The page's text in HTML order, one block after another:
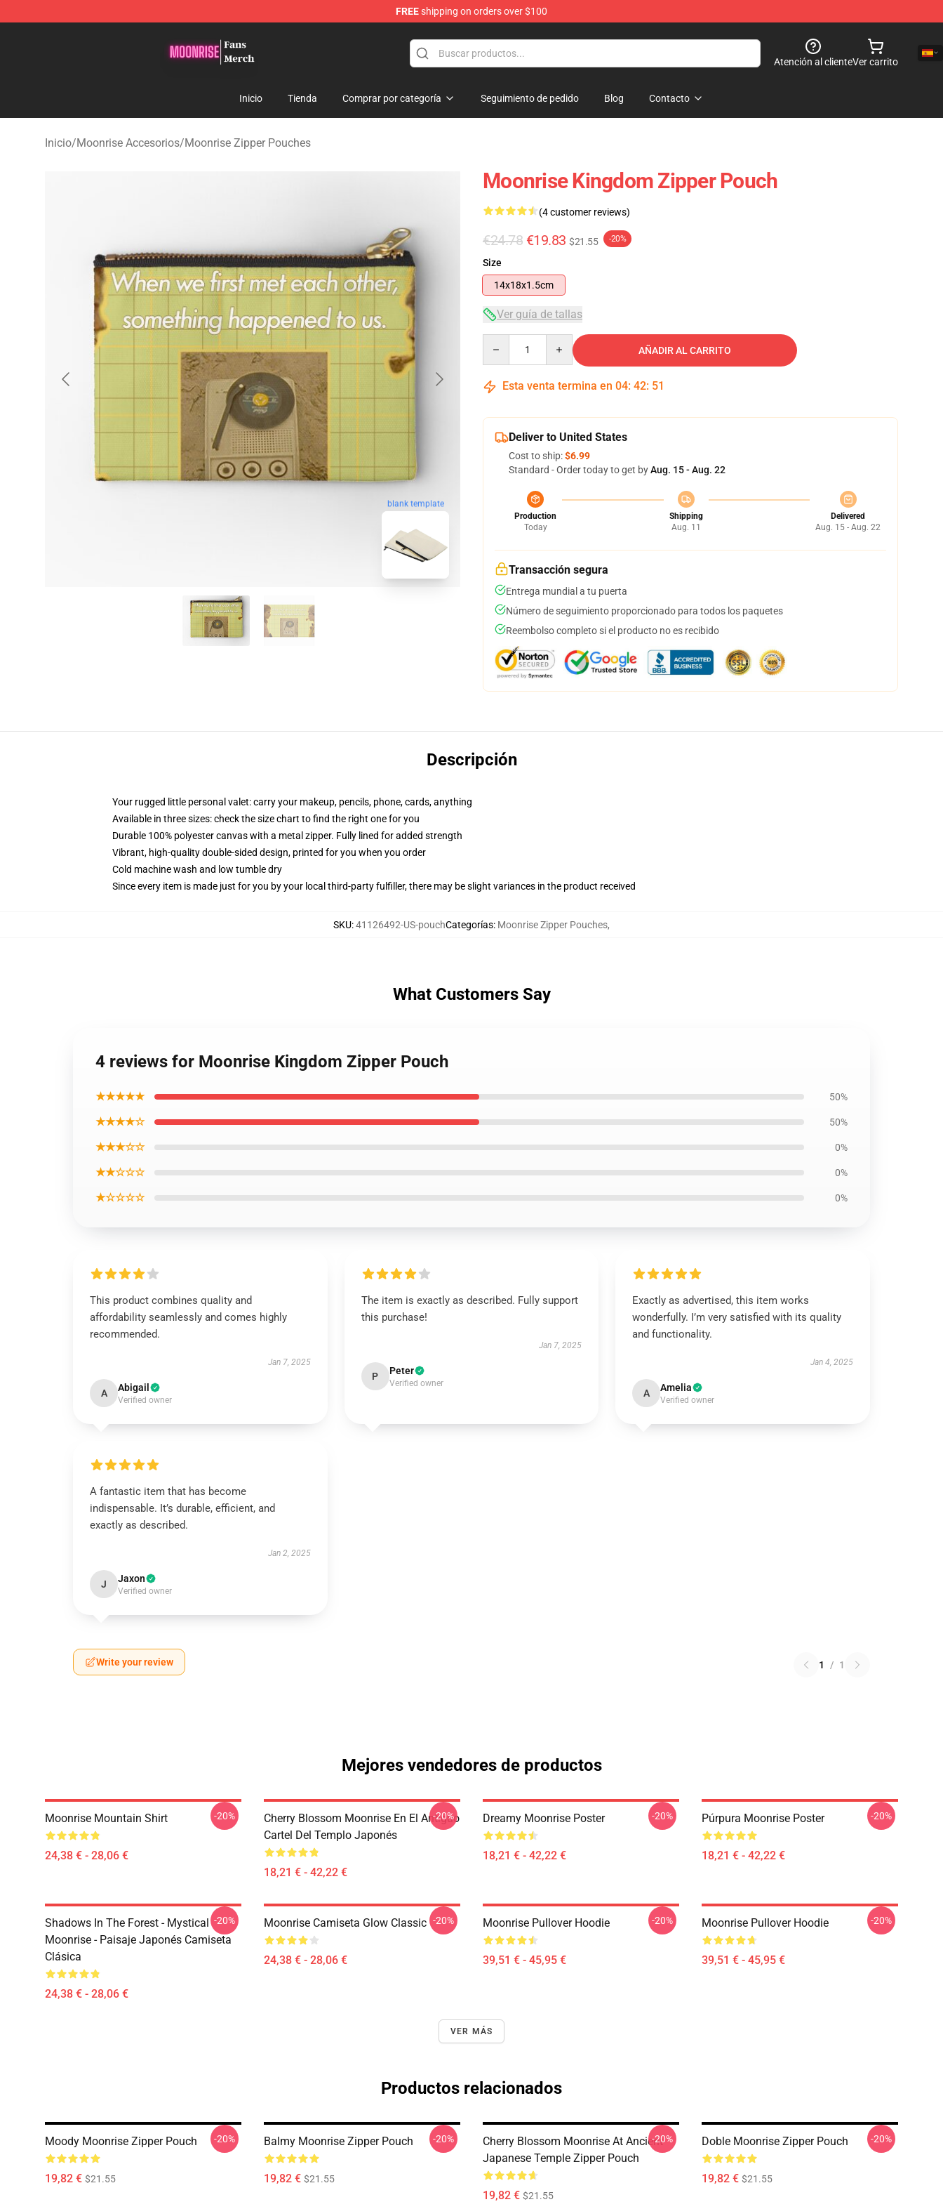
FREEshipping on orders over $100
Atención al clienteVer carrito
Inicio Tienda Comprar por categoría Seguimiento de pedido Blog Contacto
Inicio/Moonrise Accesorios/Moonrise Zipper Pouches
blank template
Moonrise Kingdom Zipper Pouch
(4 customer reviews)
€24.78 €19.83 $21.55 -20%
Size
14x18x1.5cm
Ver guía de tallas
AÑADIR AL CARRITO
Esta venta termina en 04: 42: 50
Deliver to United States
Cost to ship:$6.99
Standard - Order today to get byAug. 15 - Aug. 22
Production
Today
Shipping
Aug. 11
Delivered
Aug. 15 - Aug. 22
Transacción segura
Entrega mundial a tu puerta
Número de seguimiento proporcionado para todos los paquetes
Reembolso completo si el producto no es recibido
Descripción
Your rugged little personal valet: carry your makeup, pencils, phone, cards, anything
Available in three sizes: check the size chart to find the right one for you
Durable 100% polyester canvas with a metal zipper. Fully lined for added strength
Vibrant, high-quality double-sided design, printed for you when you order
Cold machine wash and low tumble dry
Since every item is made just for you by your local third-party fulfiller, there may be slight variances in the product received
SKU:41126492-US-pouchCategorías: Moonrise Zipper Pouches,
What Customers Say
4 reviews for Moonrise Kingdom Zipper Pouch
★★★★★ 50%
★★★★☆ 50%
★★★☆☆ 0%
★★☆☆☆ 0%
★☆☆☆☆ 0%
This product combines quality and
affordability seamlessly and comes highly
recommended.
Jan 7, 2025
A Abigail
Verified owner
The item is exactly as described. Fully support
this purchase!
Jan 7, 2025
P Peter
Verified owner
Exactly as advertised, this item works
wonderfully. I’m very satisfied with its quality
and functionality.
Jan 4, 2025
A Amelia
Verified owner
A fantastic item that has become
indispensable. It’s durable, efficient, and
exactly as described.
Jan 2, 2025
J Jaxon
Verified owner
Write your review 1 / 1
Mejores vendedores de productos
Moonrise Mountain Shirt
24,38 € - 28,06 €
-20%
Cherry Blossom Moonrise En El Antiguo
Cartel Del Templo Japonés
18,21 € - 42,22 €
-20% Dreamy Moonrise Poster
18,21 € - 42,22 €
-20% Púrpura Moonrise Poster
18,21 € - 42,22 €
-20%
Shadows In The Forest - Mystical
Moonrise - Paisaje Japonés Camiseta
Clásica
24,38 € - 28,06 €
-20% Moonrise Camiseta Glow Classic
24,38 € - 28,06 €
-20% Moonrise Pullover Hoodie
39,51 € - 45,95 €
-20% Moonrise Pullover Hoodie
39,51 € - 45,95 €
-20%
VER MÁS
Productos relacionados
Moody Moonrise Zipper Pouch
19,82 € $21.55
-20% Balmy Moonrise Zipper Pouch
19,82 € $21.55
-20%
Cherry Blossom Moonrise At Ancient
Japanese Temple Zipper Pouch
19,82 € $21.55
-20% Doble Moonrise Zipper Pouch
19,82 € $21.55
-20%